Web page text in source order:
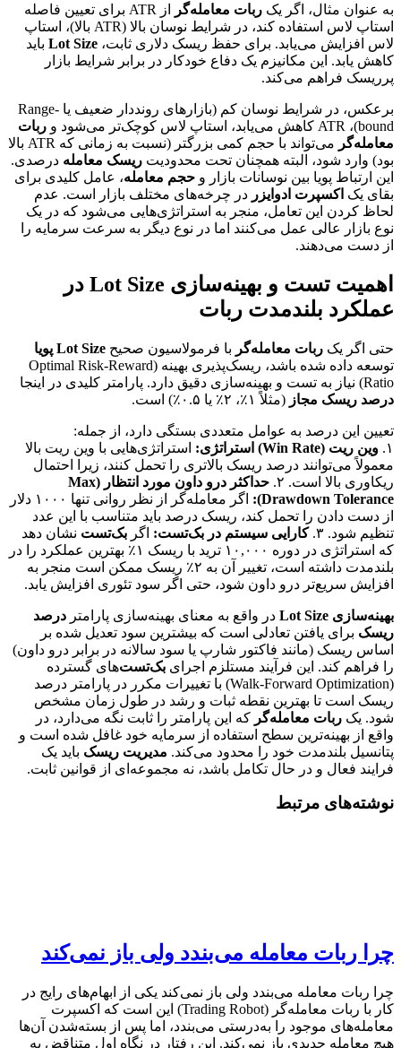
به عنوان مثال، اگر یک ربات معامله‌گر
از ATR برای تعیین فاصله
استاپ لاس استفاده کند، در شرایط نوسان بالا (ATR بالا)، استاپ
لاس افزایش می‌یابد. برای حفظ ریسک دلاری ثابت، Lot Size باید
کاهش یابد. این مکانیزم یک دفاع خودکار در برابر شرایط بازار
پرریسک فراهم می‌کند.
برعکس، در شرایط نوسان کم (بازارهای رونددار ضعیف یا Range-
bound)، ATR کاهش می‌یابد، استاپ لاس کوچک‌تر می‌شود و
ربات
معامله‌گر
می‌تواند با حجم کمی بزرگتر (نسبت به زمانی که ATR بالا
بود) وارد شود، البته همچنان تحت محدودیت ریسک معامله درصدی.
این ارتباط پویا بین نوسانات بازار و حجم معامله، عامل کلیدی برای
بقای یک اکسپرت ادوایزر در چرخه‌های مختلف بازار است. عدم
لحاظ کردن این تعامل، منجر به استراتژی‌هایی می‌شود که در یک
نوع بازار عالی عمل می‌کنند اما در نوع دیگر به سرعت سرمایه را
از دست می‌دهند.
اهمیت تست و بهینه‌سازی Lot Size در
عملکرد بلندمدت ربات
حتی اگر یک ربات معامله‌گر با فرمولاسیون صحیح Lot Size پویا
توسعه داده شده باشد، ریسک‌پذیری بهینه (Optimal Risk-Reward
Ratio) نیاز به تست و بهینه‌سازی دقیق دارد. پارامتر کلیدی در اینجا
درصد ریسک مجاز (مثلاً ۱٪، ۲٪ یا ۰.۵٪) است.
تعیین این درصد به عوامل متعددی بستگی دارد، از جمله:
۱. وین ریت (Win Rate) استراتژی:
استراتژی‌هایی با وین ریت بالا
معمولاً می‌توانند درصد ریسک بالاتری را تحمل کنند، زیرا احتمال
ریکاوری بالا است. ۲.
حداکثر درو داون مورد انتظار (Max
Drawdown Tolerance):
اگر معامله‌گر از نظر روانی تنها ۱۰۰۰ دلار
از دست دادن را تحمل کند، ریسک درصد باید متناسب با این عدد
تنظیم شود. ۳.
کارایی سیستم در بک‌تست: اگر بک‌تست نشان دهد
که استراتژی در دوره ۱۰,۰۰۰ ترید با ریسک ۱٪ بهترین عملکرد را در
بلندمدت داشته است، تغییر آن به ۲٪ ریسک ممکن است منجر به
افزایش سریع‌تر درو داون شود، حتی اگر سود تئوری افزایش یابد.
بهینه‌سازی Lot Size در واقع به معنای بهینه‌سازی پارامتر درصد
ریسک برای یافتن تعادلی است که بیشترین سود تعدیل شده بر
اساس ریسک (مانند فاکتور شارپ یا سود سالانه در برابر درو داون)
را فراهم کند. این فرآیند مستلزم اجرای بک‌تست‌های گسترده
(Walk-Forward Optimization) با تغییرات مکرر در پارامتر درصد
ریسک است تا بهترین نقطه ثبات و رشد در طول زمان مشخص
شود. یک ربات معامله‌گر که این پارامتر را ثابت نگه می‌دارد، در
واقع از بهینه‌ترین سطح استفاده از سرمایه خود غافل شده است و
پتانسیل بلندمدت خود را محدود می‌کند. مدیریت ریسک باید یک
فرایند فعال و در حال تکامل باشد، نه مجموعه‌ای از قوانین ثابت.
نوشته‌های مرتبط
چرا ربات معامله می‌بندد ولی باز نمی‌کند
چرا ربات معامله می‌بندد ولی باز نمی‌کند یکی از ابهام‌های رایج در
کار با ربات معامله‌گر (Trading Robot) این است که اکسپرت
معامله‌های موجود را به‌درستی می‌بندد، اما پس از بسته‌شدن آن‌ها
هیچ معامله جدیدی باز نمی‌کند. این رفتار در نگاه اول متناقض به